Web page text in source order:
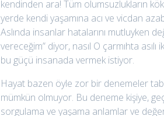
kendinden ara! Tüm olumsuzlukların
yerde kendi yaşamına acı ve vicdan
Aslında insanlar hatalarını mutluyken
vereceğim” diyor, nasıl O çarmıhta
bu güçü insanada vermek istiyor.
Hayat bazen öyle zor bir denemeler
mümkün olmuyor. Bu deneme kişiye,
sorgulama ve yaşama anlamlar ve